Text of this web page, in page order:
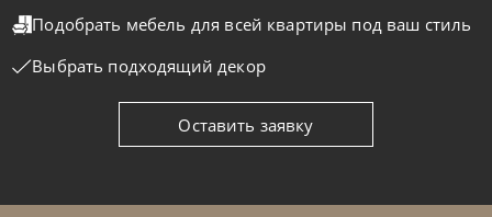
На заказ 45-90 дн
Подобрать мебель для всей квартиры под ваш стиль
Выбрать подходящий декор
Оставить заявку